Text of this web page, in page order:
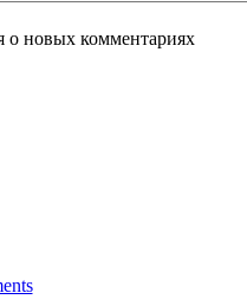
о новых комментариях